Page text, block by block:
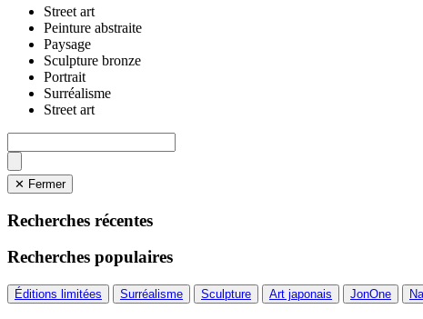
Street art
Peinture abstraite
Paysage
Sculpture bronze
Portrait
Surréalisme
Street art
✕ Fermer
Recherches récentes
Recherches populaires
Éditions limitées Surréalisme Sculpture Art japonais JonOne